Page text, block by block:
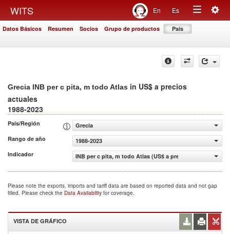
WITS En Es
Toggle
Datos Básicos Resumen Socios Grupo de productos País
Grecia INB per c pita, m todo Atlas in US$ a precios
actuales
1988-2023
País/Región
Grecia
Rango de año
1988-2023
Indicador
INB per c pita, m todo Atlas (US$ a precios actuales)
Please note the exports, imports and tariff data are based on reported data and not gap
filled. Please check the Data Availability for coverage.
VISTA DE GRÁFICO